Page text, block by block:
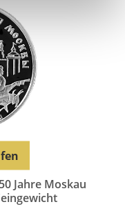
Jahre Moskau